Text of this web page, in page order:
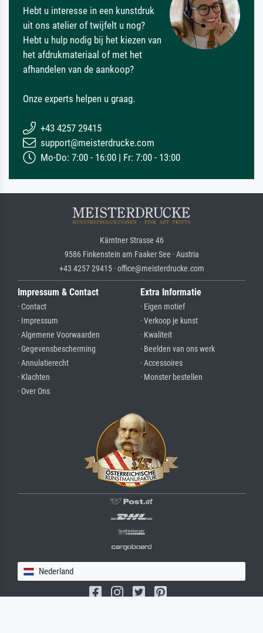
Hebt u interesse in een kunstdruk
uit ons atelier of twijfelt u nog?
Hebt u hulp nodig bij het kiezen van
het afdrukmateriaal of met het
afhandelen van de aankoop?
Onze experts helpen u graag.
+43 4257 29415
support@meisterdrucke.com
Mo-Do: 7:00 - 16:00 | Fr: 7:00 - 13:00
Kärntner Strasse 46
9586 Finkenstein am Faaker See · Austria
+43 4257 29415 · office@meisterdrucke.com
Impressum & Contact
· Contact
· Impressum
· Algemene Voorwaarden
· Gegevensbescherming
· Annulatierecht
· Klachten
· Over Ons
Extra Informatie
· Eigen motief
· Verkoop je kunst
· Kwaliteit
· Beelden van ons werk
· Accessoires
· Monster bestellen
Nederland